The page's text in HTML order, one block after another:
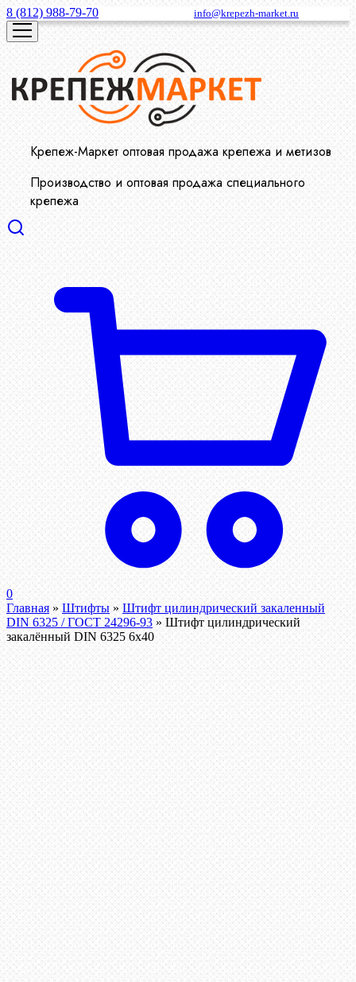
8 (812) 988-79-70 info@krepezh-market.ru
Крепеж-Маркет оптовая продажа крепежа и метизов
Производство и оптовая продажа специального
крепежа
0
Главная » Штифты » Штифт цилиндрический закаленный
DIN 6325 / ГОСТ 24296-93 » Штифт цилиндрический
закалённый DIN 6325 6х40